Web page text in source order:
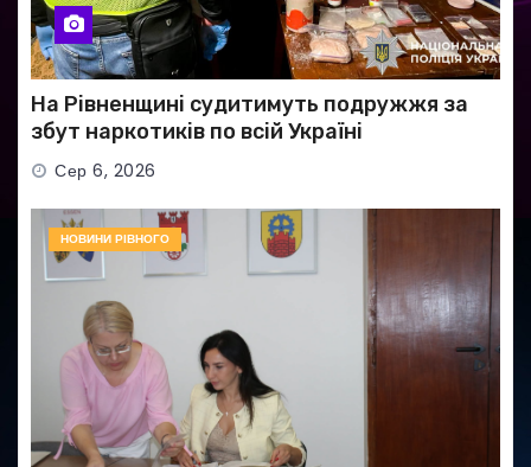
На Рівненщині судитимуть подружжя за
збут наркотиків по всій Україні
Сер 6, 2026
НОВИНИ РІВНОГО